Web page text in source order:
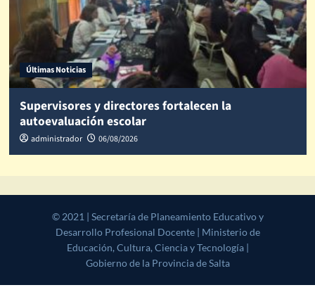
Últimas Noticias
Supervisores y directores fortalecen la
autoevaluación escolar
administrador 06/08/2026
© 2021 | Secretaría de Planeamiento Educativo y Desarrollo
Profesional Docente | Ministerio de Educación, Cultura, Ciencia y
Tecnología | Gobierno de la Provincia de Salta|CoverNews
themes.